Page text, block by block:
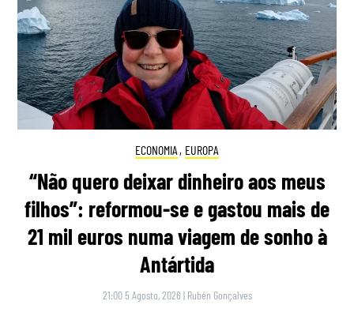
ECONOMIA , EUROPA
“Não quero deixar dinheiro aos meus
filhos”: reformou-se e gastou mais de
21 mil euros numa viagem de sonho à
Antártida
21:00 5 Agosto, 2026 | Rubén Gonçalves